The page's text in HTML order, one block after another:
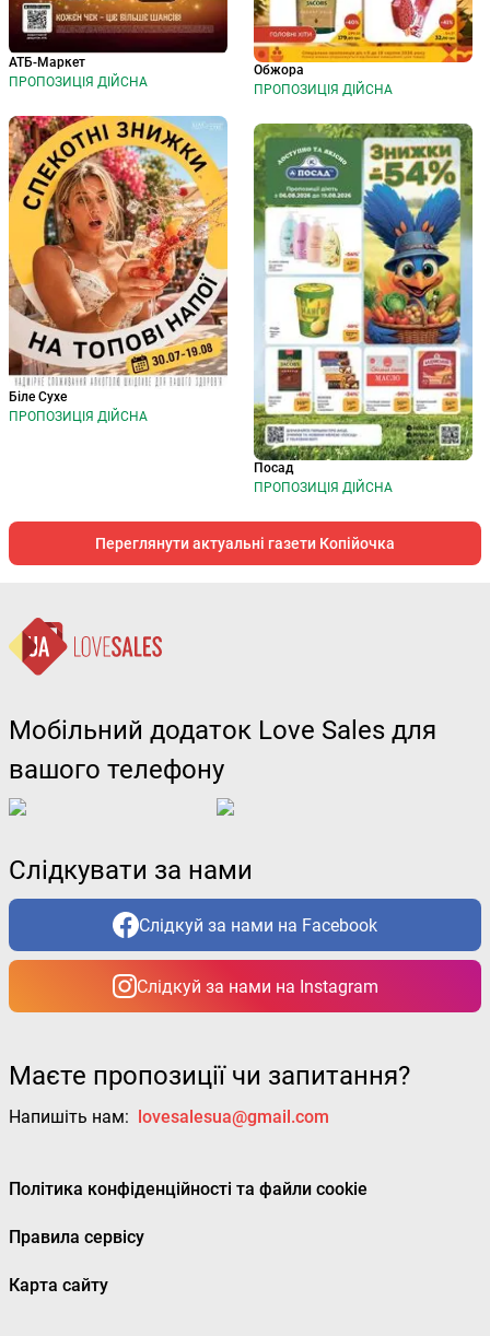
АТБ-Маркет
ПРОПОЗИЦІЯ ДІЙСНА
Біле Сухе
ПРОПОЗИЦІЯ ДІЙСНА
Обжора
ПРОПОЗИЦІЯ ДІЙСНА
Посад
ПРОПОЗИЦІЯ ДІЙСНА
Переглянути актуальні газети Копійочка
Мобільний додаток Love Sales для
вашого телефону
Слідкувати за нами
Слідкуй за нами на Facebook
Слідкуй за нами на Instagram
Маєте пропозиції чи запитання?
Напишіть нам: lovesalesua@gmail.com
Політика конфіденційності та файли cookie
Правила сервісу
Карта сайту